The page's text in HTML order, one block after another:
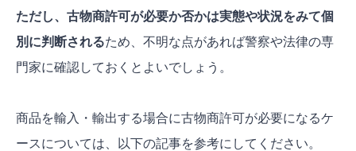
ただし、古物商許可が必要か否かは実態や状況をみて個
別に判断されるため、不明な点があれば警察や法律の専
門家に確認しておくとよいでしょう。
商品を輸入・輸出する場合に古物商許可が必要になるケ
ースについては、以下の記事を参考にしてください。